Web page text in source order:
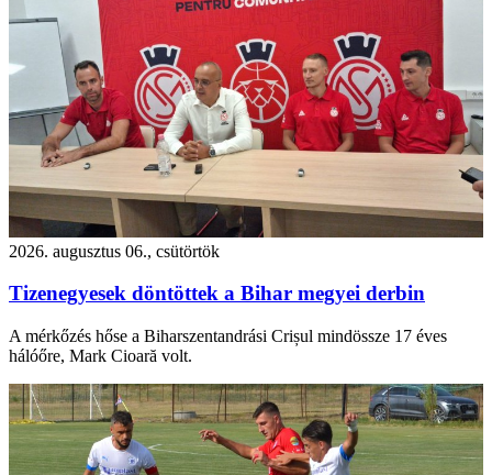
2026. augusztus 06., csütörtök
Tizenegyesek döntöttek a Bihar megyei derbin
A mérkőzés hőse a Biharszentandrási Crișul mindössze 17 éves
hálóőre, Mark Cioară volt.